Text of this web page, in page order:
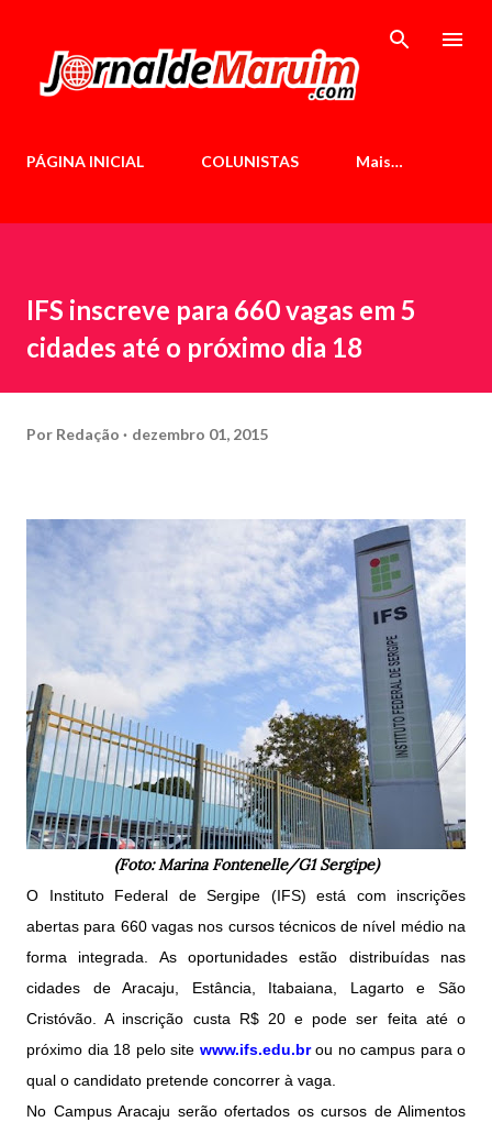
PÁGINA INICIAL COLUNISTAS Mais…
IFS inscreve para 660 vagas em 5
cidades até o próximo dia 18
Por Redação dezembro 01, 2015
(Foto: Marina Fontenelle/G1 Sergipe)
O Instituto Federal de Sergipe (IFS) está com inscrições
abertas para 660 vagas nos cursos técnicos de nível médio na
forma integrada. As oportunidades estão distribuídas nas
cidades de Aracaju, Estância, Itabaiana, Lagarto e São
Cristóvão. A inscrição custa R$ 20 e pode ser feita até o
próximo dia 18 pelo site www.ifs.edu.brou no campus para o
qual o candidato pretende concorrer à vaga.
No Campus Aracaju serão ofertados os cursos de Alimentos